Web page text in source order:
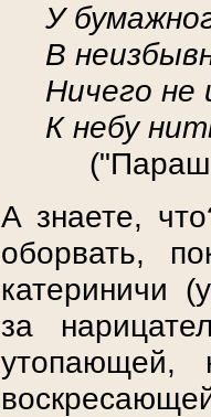
У
В
Ничего не
К небу
А знаете,
оборвать,
катериничи
за
утопающей,